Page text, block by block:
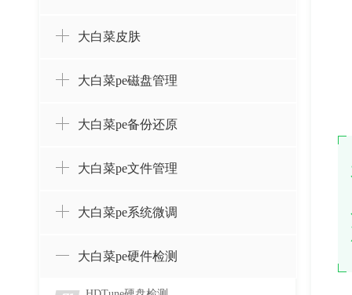
大白菜皮肤
大白菜pe磁盘管理
大白菜pe备份还原
大白菜pe文件管理
大白菜pe系统微调
大白菜pe硬件检测